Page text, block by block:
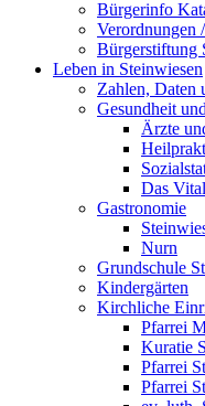
Bürgerinfo
Verordnungen
Bürgerstiftung
Leben in Steinwiesen
Zahlen, Daten
Gesundheit
Ärzte
Das
Gastronomie
Nurn
Grundschule
Kindergärten
Kirchliche
Pfarrei
Kuratie
Pfarrei
Pfarrei